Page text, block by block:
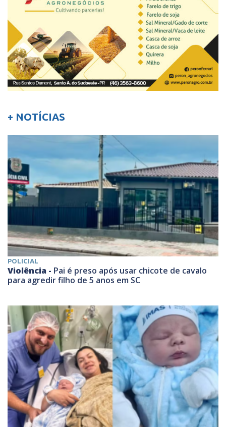
+ NOTÍCIAS
POLICIAL
Violência - Pai é preso após usar chicote de cavalo
para agredir filho de 5 anos em SC